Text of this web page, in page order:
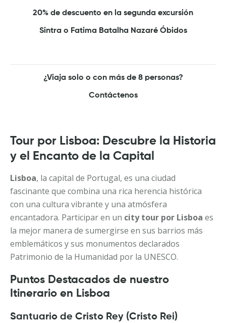
20% de descuento en la segunda excursión
Sintra o Fatima Batalha Nazaré Óbidos
¿Viaja solo o con más de 8 personas?
Contáctenos
Tour por Lisboa: Descubre la Historia
y el Encanto de la Capital
Lisboa, la capital de Portugal, es una ciudad
fascinante que combina una rica herencia histórica
con una cultura vibrante y una atmósfera
encantadora. Participar en un city tour por Lisboa es
la mejor manera de sumergirse en sus barrios más
emblemáticos y sus monumentos declarados
Patrimonio de la Humanidad por la UNESCO.
Puntos Destacados de nuestro
Itinerario en Lisboa
Santuario de Cristo Rey (Cristo Rei)